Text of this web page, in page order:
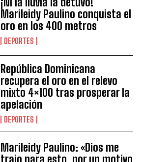
Marileidy Paulino conquista el
oro en los 400 metros
DEPORTES
República Dominicana
recupera el oro en el relevo
mixto 4×100 tras prosperar la
apelación
DEPORTES
Marileidy Paulino: «Dios me